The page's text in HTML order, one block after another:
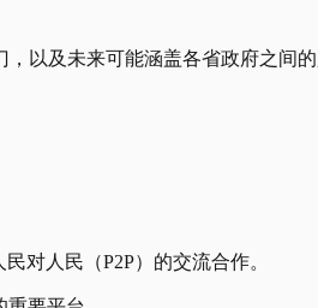
以及未来可能涵盖各省政府之间
对人民（P2P）的交流合作。